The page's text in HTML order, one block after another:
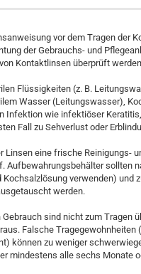
vor dem Tragen der
der Gebrauchs- und
Kontaktlinsen überprüft
Flüssigkeiten (z. B.
Wasser (Leitungswasser),
Infektion wie infektiöser
Fall zu Sehverlust oder
Linsen eine frische Reinigungs-
Aufbewahrungsbehälter sollten
verwenden) und
werden.
sind nicht zum Tragen
Falsche
können zu weniger
mindestens alle sechs Monate